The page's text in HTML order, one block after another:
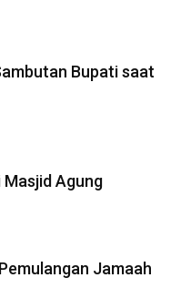
Bupati saat
Agung
Jamaah